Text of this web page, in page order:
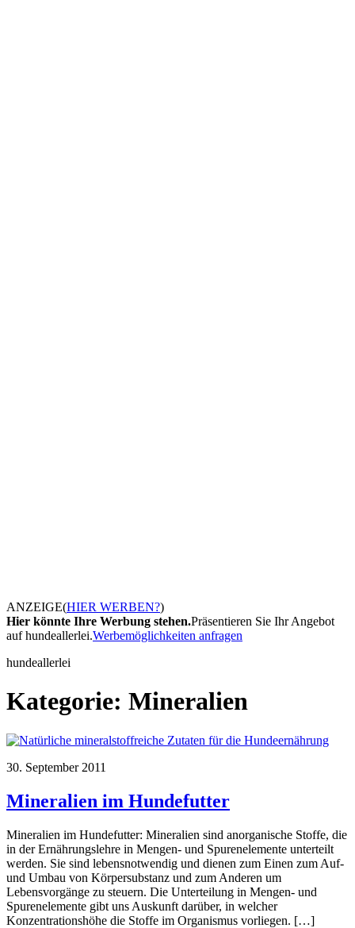
ANZEIGE(HIER WERBEN?)
Hier könnte Ihre Werbung stehen.Präsentieren Sie Ihr Angebot
auf hundeallerlei.Werbemöglichkeiten anfragen
hundeallerlei
Kategorie: Mineralien
30. September 2011
Mineralien im Hundefutter
Mineralien im Hundefutter: Mineralien sind anorganische Stoffe, die
in der Ernährungslehre in Mengen- und Spurenelemente unterteilt
werden. Sie sind lebensnotwendig und dienen zum Einen zum Auf-
und Umbau von Körpersubstanz und zum Anderen um
Lebensvorgänge zu steuern. Die Unterteilung in Mengen- und
Spurenelemente gibt uns Auskunft darüber, in welcher
Konzentrationshöhe die Stoffe im Organismus vorliegen. […]